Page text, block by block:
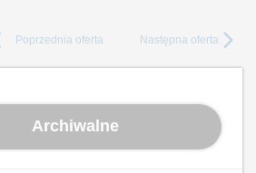
Poprzednia oferta Następna oferta
Archiwalne